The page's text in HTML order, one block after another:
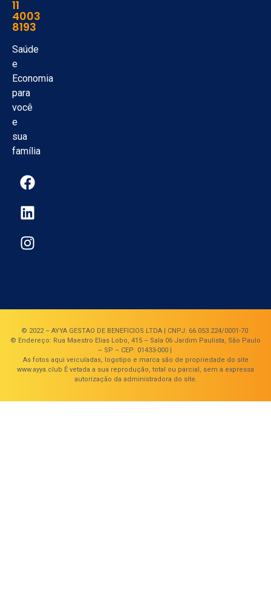
11
4003
8193
Saúde
e
Economia
para
você
e
sua
família
© 2022 – AYYA GESTAO DE BENEFICIOS LTDA | CNPJ: 66.053.224/0001-70
© Endereço: Rua Maestro Elias Lobo, 415 – Sala 06 Jardim Paulista, São Paulo
– SP – CEP: 01433-000 |
As fotos aqui veiculadas, logotipo e marca são de propriedade do site
www.ayya.club É vetada a sua reprodução, total ou parcial, sem a expressa
autorização da administradora do site.